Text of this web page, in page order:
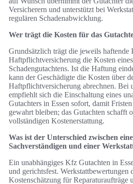
Versicherern und unterstützt bei
regulären Schadenabwicklung.
Wer trägt die Kosten für das
Grundsätzlich trägt die jeweils haftende
Haftpflichtversicherung die Kosten
Schadengutachtens. Ist die Haftung
kann der Geschädigte die Kosten über
Haftpflichtversicherung abrechnen. Bei
empfiehlt sich die Einschaltung eines
Gutachters in Essen sofort, damit
gewahrt bleiben; das Gutachten schafft
vollständigen Kostenerstattung.
Was ist der Unterschied zwischen
Sachverständigen und einer
Ein unabhängiges Kfz Gutachten in
und gerichtsfest. Werkstattbewertungen
Kostenschätzung für Reparaturaufträge